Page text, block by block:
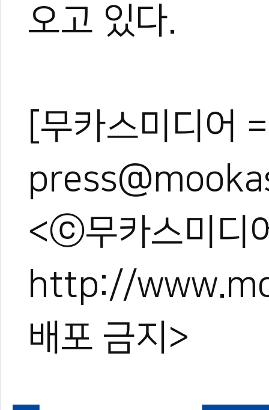
오고 있다.
[무카스미디어
<ⓒ무카스미디
http://
배포 금지>